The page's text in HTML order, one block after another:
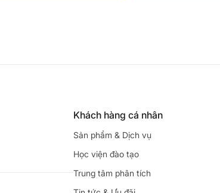
Khách hàng cá nhân
Sản phẩm & Dịch vụ
Học viện đào tạo
Trung tâm phân tích